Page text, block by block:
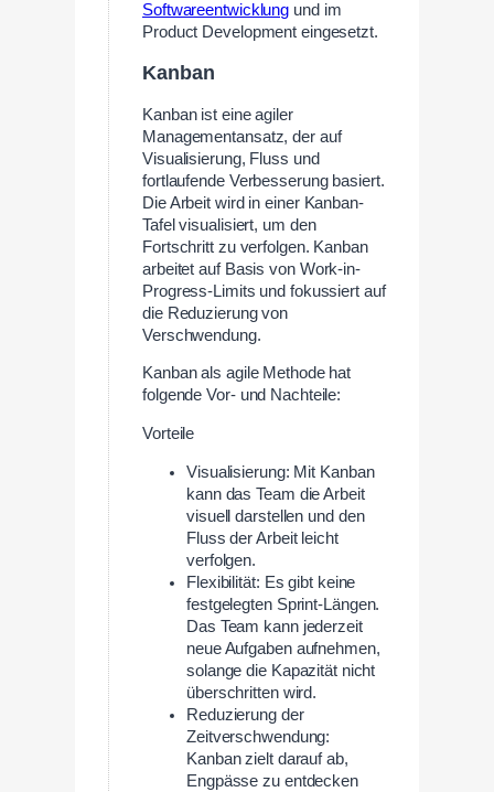
Softwareentwicklung und im
Product Development eingesetzt.
Kanban
Kanban ist eine agiler
Managementansatz, der auf
Visualisierung, Fluss und
fortlaufende Verbesserung basiert.
Die Arbeit wird in einer Kanban-
Tafel visualisiert, um den
Fortschritt zu verfolgen. Kanban
arbeitet auf Basis von Work-in-
Progress-Limits und fokussiert auf
die Reduzierung von
Verschwendung.
Kanban als agile Methode hat
folgende Vor- und Nachteile:
Vorteile
Visualisierung: Mit Kanban
kann das Team die Arbeit
visuell darstellen und den
Fluss der Arbeit leicht
verfolgen.
Flexibilität: Es gibt keine
festgelegten Sprint-Längen.
Das Team kann jederzeit
neue Aufgaben aufnehmen,
solange die Kapazität nicht
überschritten wird.
Reduzierung der
Zeitverschwendung:
Kanban zielt darauf ab,
Engpässe zu entdecken